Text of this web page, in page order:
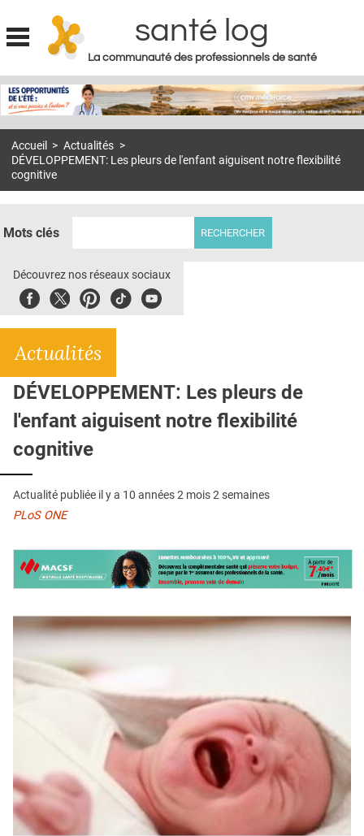
Jump to navigation
santé log
La communauté des professionnels de santé
MON COMPTE
S'ABONNER À LA REVUE SOIN À DOMICILE
ACTUS
E-REVUE SAD
THÉMA
CRÉDITS
Accueil > Actualités >
DÉVELOPPEMENT: Les pleurs de l'enfant aiguisent notre flexibilité
cognitive
Mots clés
Découvrez nos réseaux sociaux
FacebookTwitterPinterest
TiktokYoubute
Actualités
DÉVELOPPEMENT: Les pleurs de
l'enfant aiguisent notre flexibilité
cognitive
Actualité publiée il y a 10 années 2 mois 2 semaines
PLoS ONE